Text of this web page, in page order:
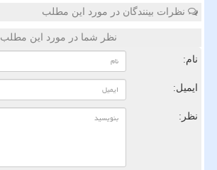
نظرات بینندگان در مورد این مطلب
نظر شما در مورد این مطلب
نام:
ایمیل:
نظر: